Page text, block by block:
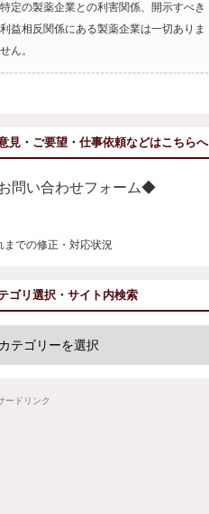
特定の製薬企業との利害関係、開示すべき
利益相反関係にある製薬企業は一切ありま
せん。
見・ご要望・仕事依頼などはこちらへ
問い合わせフォーム◆
までの修正・対応状況
ゴリ選択・サイト内検索
ードリンク